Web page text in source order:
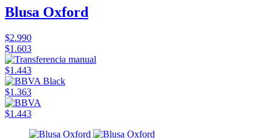
Blusa Oxford
$2.990
$1.603
$1.443
$1.363
$1.443